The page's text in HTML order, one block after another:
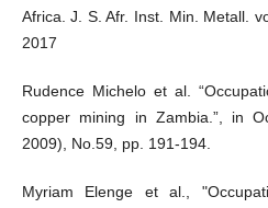
Africa. J. S. Afr. Inst. Min. Metall.
2017
Rudence Michelo et al.
copper mining in Zambia.”, in
2009), No.59, pp. 191-194.
Myriam Elenge et al.,